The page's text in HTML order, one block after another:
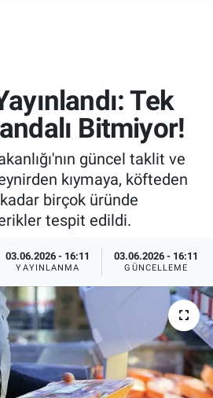
Tek
Bitmiyor!
güncel taklit ve
kıymaya, köfteden
birçok üründe
tespit edildi.
03.06.2026 - 16:11
YAYINLANMA
03.06.2026 - 16:11
GÜNCELLEME